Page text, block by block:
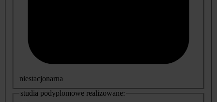
niestacjonarna
studia podyplomowe realizowane: